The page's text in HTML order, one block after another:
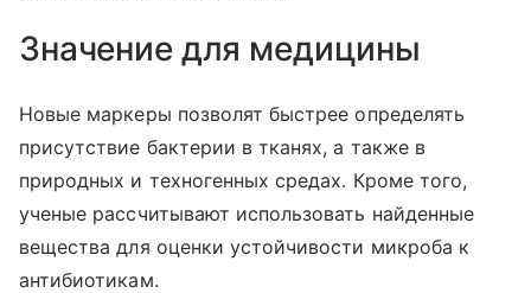
Значение для медицины
Новые маркеры позволят быстрее определять
присутствие бактерии в тканях, а также в
природных и техногенных средах. Кроме того,
ученые рассчитывают использовать найденные
вещества для оценки устойчивости микроба к
антибиотикам.